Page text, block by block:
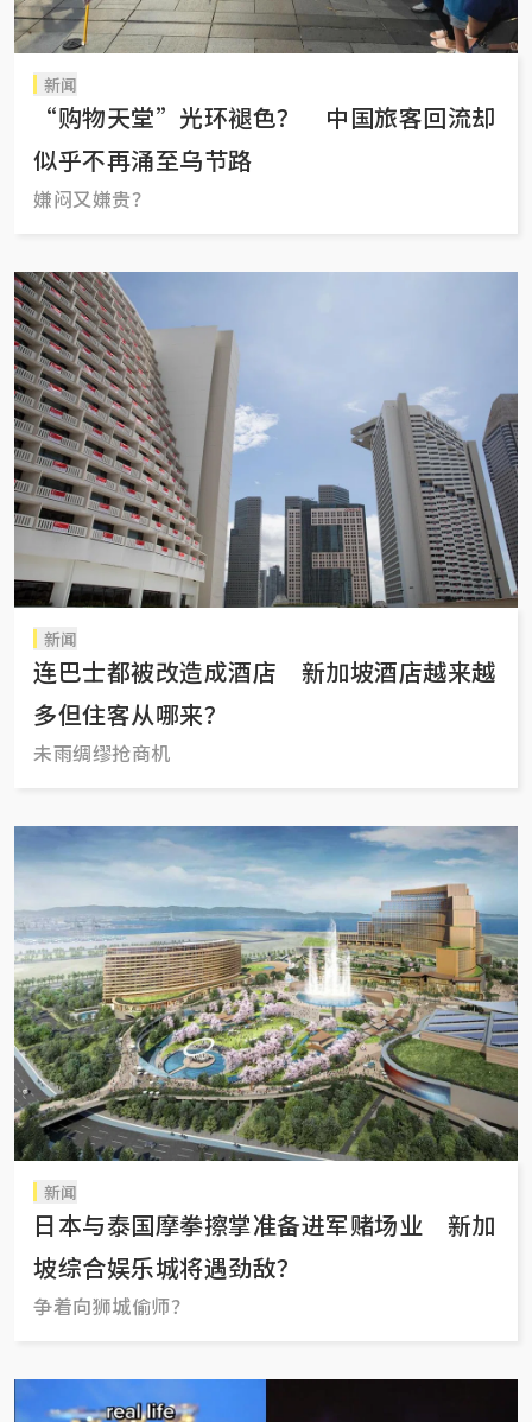
新闻
“购物天堂”光环褪色？ 中国旅客回流却
似乎不再涌至乌节路
嫌闷又嫌贵？
新闻
连巴士都被改造成酒店 新加坡酒店越来越
多但住客从哪来？
未雨绸缪抢商机
新闻
日本与泰国摩拳擦掌准备进军赌场业 新加
坡综合娱乐城将遇劲敌？
争着向狮城偷师？